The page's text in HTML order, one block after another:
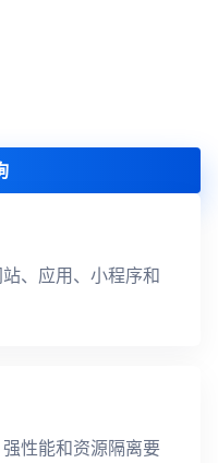
、应用、小程序和
性能和资源隔离要